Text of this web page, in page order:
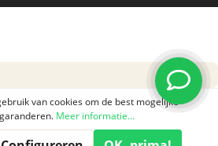
van cookies om de best mogelijke
Meer informatie...